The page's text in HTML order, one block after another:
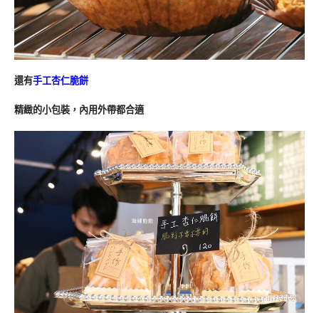
還有手工杏仁脆餅
精緻的小包裝，內用外帶都合適